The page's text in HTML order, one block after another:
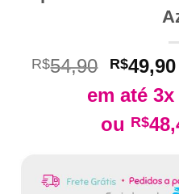
R$54,90 O
preço
original
era:
R$49,90
em até
ou R$